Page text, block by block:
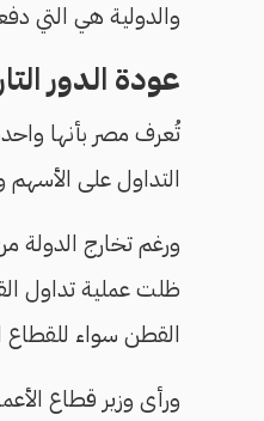
والدولية هي التي
عودة الدور
تُعرف مصر بأنها
التداول على
ورغم تخارج الدولة
ظلت عملية تداول
القطن سواء للقطاع
ورأى وزير قطاع